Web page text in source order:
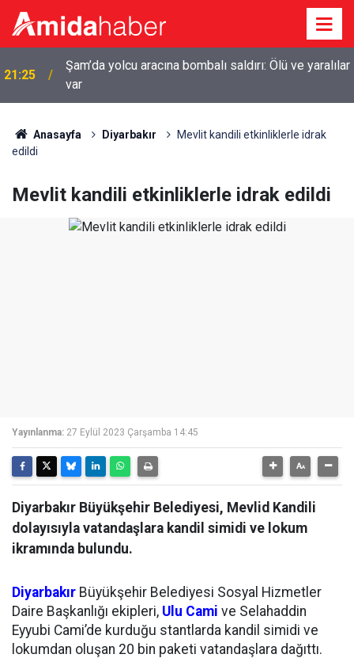
20:44 Diyarbakır’da sulama kanalına giren genç boğuldu
Anasayfa Diyarbakır
Mevlit kandili etkinliklerle idrak
edildi
Mevlit kandili etkinliklerle idrak edildi
Yayınlanma: 27 Eylül 2023 Çarşamba 14:45
Diyarbakır Büyükşehir Belediyesi, Mevlid Kandili
dolayısıyla vatandaşlara kandil simidi ve lokum
ikramında bulundu.
Diyarbakır Büyükşehir Belediyesi Sosyal Hizmetler
Daire Başkanlığı ekipleri, Ulu Cami ve Selahaddin
Eyyubi Cami’de kurduğu stantlarda kandil simidi ve
lokumdan oluşan 20 bin paketi vatandaşlara dağıttı.